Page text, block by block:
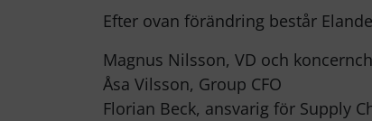
Efter ovan förändring består
Magnus Nilsson, VD och
Åsa Vilsson, Group CFO
Florian Beck, ansvarig för Supply